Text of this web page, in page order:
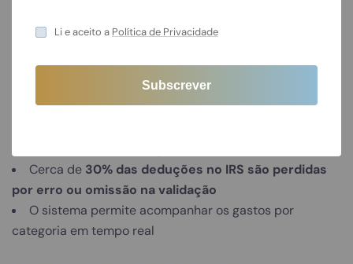
Submeta uma reclamação fundamentada
Singularidades sobre o sistema
Cerca de 30% das deduções no IRS são perdidas
por erro ou omissão na validação
O sistema permite acompanhar os gastos por
categoria em tempo real
Li e aceito a Política de Privacidade